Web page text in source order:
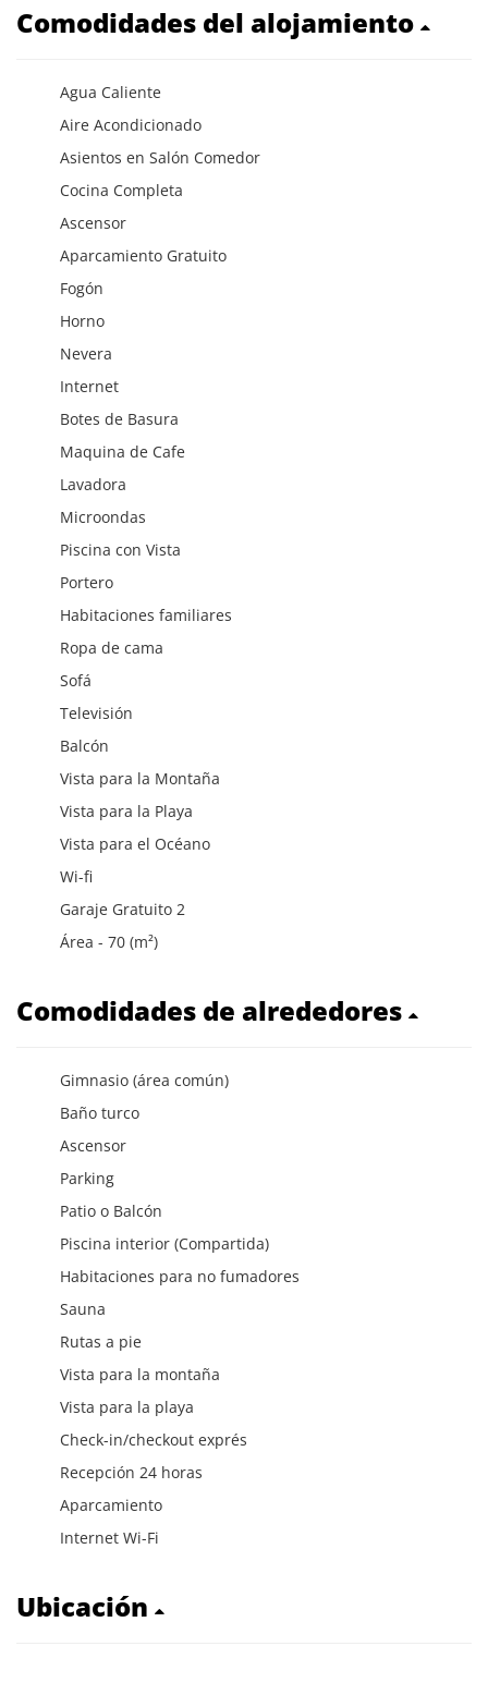
Comodidades del alojamiento
Agua Caliente
Aire Acondicionado
Asientos en Salón Comedor
Cocina Completa
Ascensor
Aparcamiento Gratuito
Fogón
Horno
Nevera
Internet
Botes de Basura
Maquina de Cafe
Lavadora
Microondas
Piscina con Vista
Portero
Habitaciones familiares
Ropa de cama
Sofá
Televisión
Balcón
Vista para la Montaña
Vista para la Playa
Vista para el Océano
Wi-fi
Garaje Gratuito 2
Área - 70 (m²)
Comodidades de alrededores
Gimnasio (área común)
Baño turco
Ascensor
Parking
Patio o Balcón
Piscina interior (Compartida)
Habitaciones para no fumadores
Sauna
Rutas a pie
Vista para la montaña
Vista para la playa
Check-in/checkout exprés
Recepción 24 horas
Aparcamiento
Internet Wi-Fi
Ubicación